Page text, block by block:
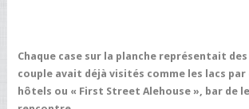
Chaque case sur la planche représentait
couple avait déjà visités comme les lacs par
hôtels ou « First Street Alehouse », bar de